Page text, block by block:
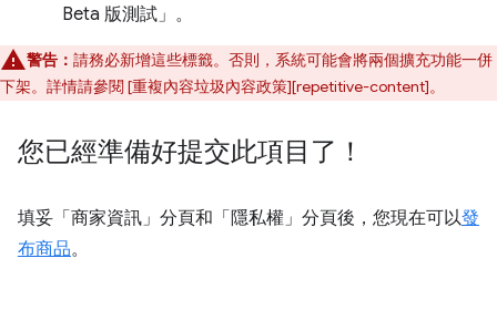
Beta 版測試」。
警告： 請務必新增這些標籤。否則，系統可能會將兩個擴充功能一併
下架。詳情請參閱 [重複內容垃圾內容政策][repetitive-content]。
您已經準備好提交此項目了！
填妥「商家資訊」 分頁和「隱私權」 分頁後，您現在可以發
布商品。